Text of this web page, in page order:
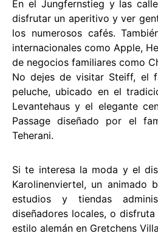
En el Jungfernstieg y las
disfrutar un aperitivo y ver
los numerosos cafés.
internacionales como Apple,
de negocios familiares como
No dejes de visitar Steiff, el
peluche, ubicado en el
Levantehaus y el elegante
Passage diseñado por el
Teherani.
Si te interesa la moda y el
Karolinenviertel, un animado
estudios y tiendas
diseñadores locales, o
estilo alemán en Gretchens